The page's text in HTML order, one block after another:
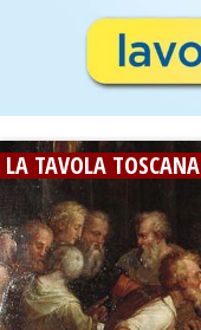
LA TAVOLA TOSCANA